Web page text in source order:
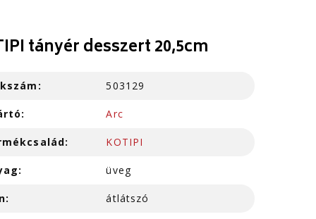
tányér desszert 20,5cm
503129
Arc
KOTIPI
üveg
átlátszó